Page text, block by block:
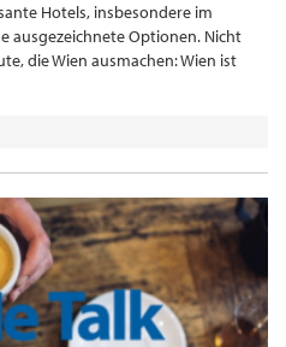
Hotels, insbesondere im
ausgezeichnete Optionen. Nicht
die Wien ausmachen: Wien ist